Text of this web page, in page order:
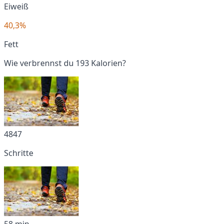
Eiweiß
40,3%
Fett
Wie verbrennst du 193 Kalorien?
4847
Schritte